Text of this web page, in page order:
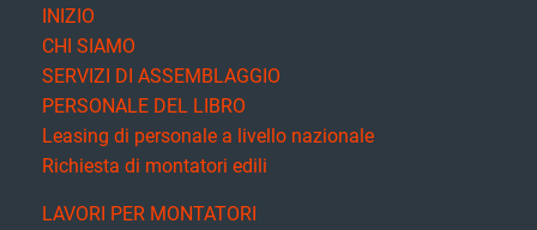
INIZIO
CHI SIAMO
SERVIZI DI ASSEMBLAGGIO
PERSONALE DEL LIBRO
Leasing di personale a livello nazionale
Richiesta di montatori edili
LAVORI PER MONTATORI